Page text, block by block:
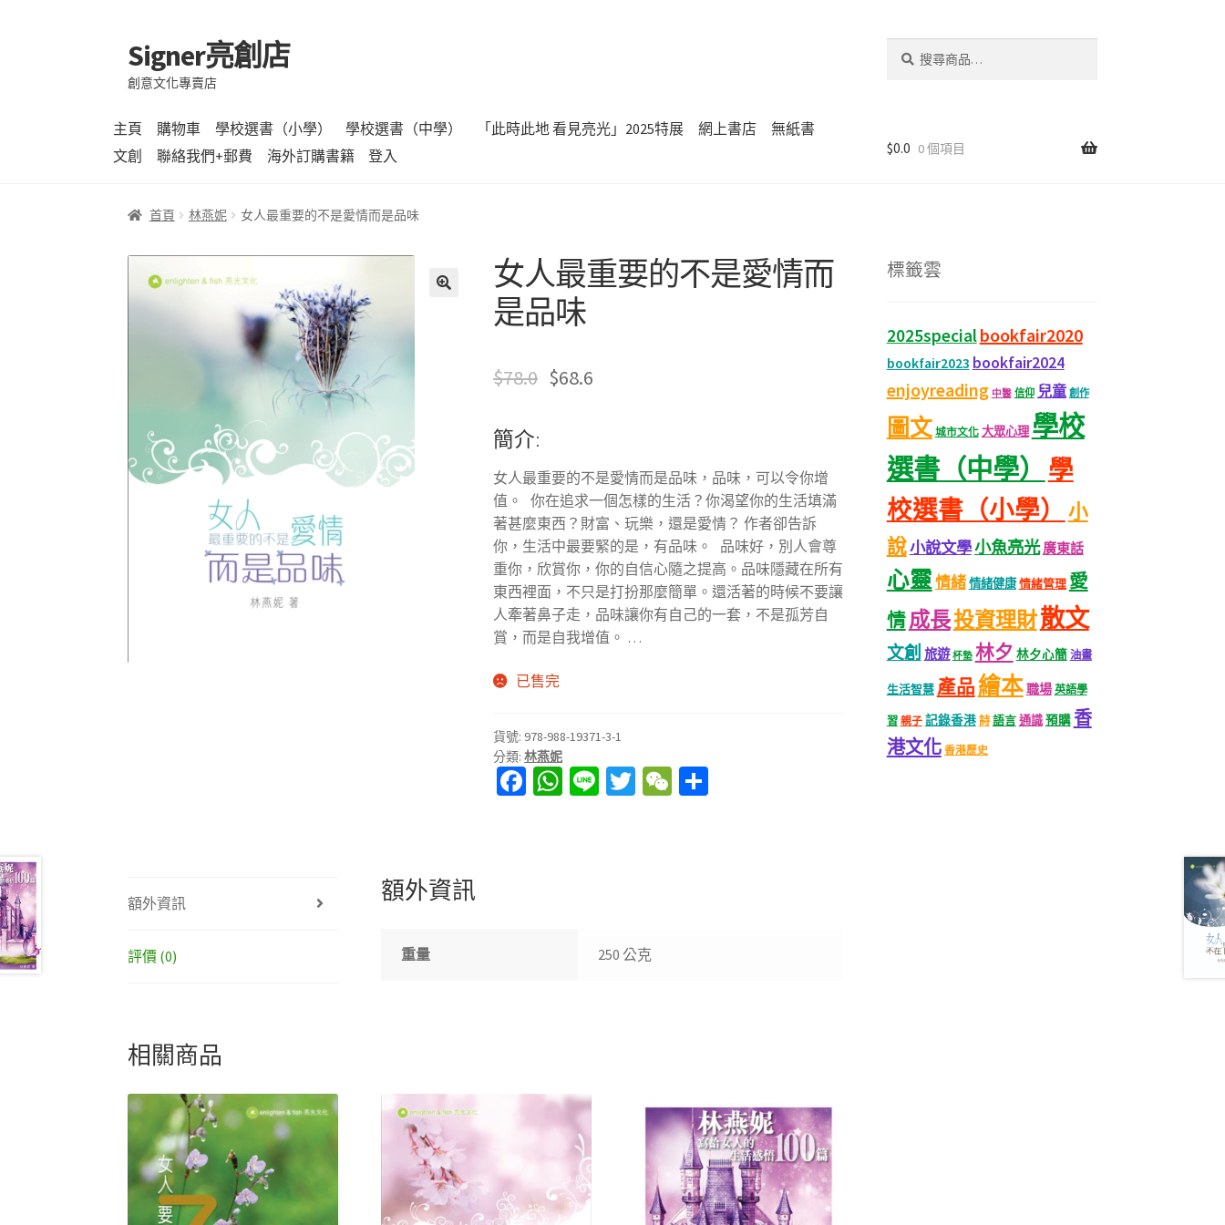
跳
至
導
列
跳
至
主
內
容
Signer亮創店
創意文化專賣店
主頁 購物車 學校選書（小學） 學校選書（中學） 「此時此地 看見亮光」2025特展 網上書店
無紙書
文創
聯絡我們+郵費 海外訂購書籍 登入 $0.0 0 個項目
首頁 林燕妮 女人最重要的不是愛情而是品味
女人最重要的不是愛情而
是品味
$78.0 $68.6
簡介:
女人最重要的不是愛情而是品味，品味，可以令你增
值。 你在追求一個怎樣的生活？你渴望你的生活填滿
著甚麼東西？財富、玩樂，還是愛情？ 作者卻告訴
你，生活中最要緊的是，有品味。 品味好，別人會尊
重你，欣賞你，你的自信心隨之提高。品味隱藏在所有
東西裡面，不只是打扮那麼簡單。還活著的時候不要讓
人牽著鼻子走，品味讓你有自己的一套，不是孤芳自
賞，而是自我增值。 …
已售完
貨號: 978-988-19371-3-1
分類:林燕妮
Fa W Li T
W
額外資訊
評價 (0)
額外資訊
重量 250 公克
相關商品
標籤雲
2025specialbookfair2020
bookfair2023 bookfair2024
enjoyreading 中醫 信仰 兒童 創作
圖文 城市文化 大眾心理 學校
選書（中學）
學
校選書（小學）
小
說小說文學小魚亮光廣東話
心靈情緒情緒健康情緒管理 愛
情成長投資理財散文
文創 旅遊 杯墊 林夕 林夕心簡 油畫
生活智慧 產品繪本職場 英語學
習 親子 記錄香港 詩 語言通識預購香
港文化 香港歷史